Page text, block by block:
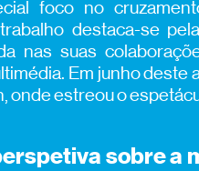
foco no
destaca-se
nas suas
Em junho deste
onde estreou o
sobre a